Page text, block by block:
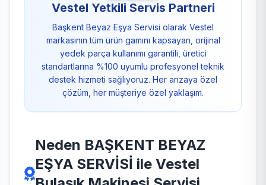
Vestel Yetkili Servis Partneri
Başkent Beyaz Eşya Servisi olarak Vestel
markasının tüm ürün gamını kapsayan, orijinal
yedek parça kullanımı garantili, üretici
standartlarına %100 uyumlu profesyonel teknik
destek hizmeti sağlıyoruz. Her arızaya özel
çözüm, her müşteriye özel yaklaşım.
Neden BAŞKENT BEYAZ
EŞYA SERVİSİ ile Vestel